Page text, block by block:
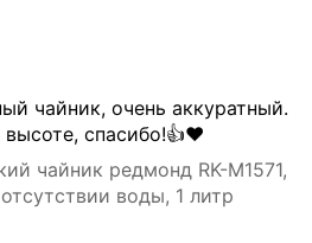
чайник, очень аккуратный.
спасибо!👍❤️
чайник редмонд RK-M1571,
воды, 1 литр